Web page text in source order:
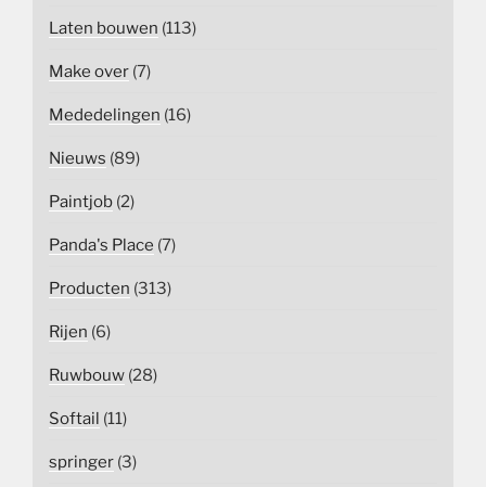
Laten bouwen (113)
Make over (7)
Mededelingen (16)
Nieuws (89)
Paintjob (2)
Panda's Place (7)
Producten (313)
Rijen (6)
Ruwbouw (28)
Softail (11)
springer (3)